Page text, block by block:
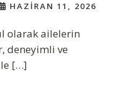
HAZIRAN 11, 2026
olarak ailelerin
deneyimli ve
[…]